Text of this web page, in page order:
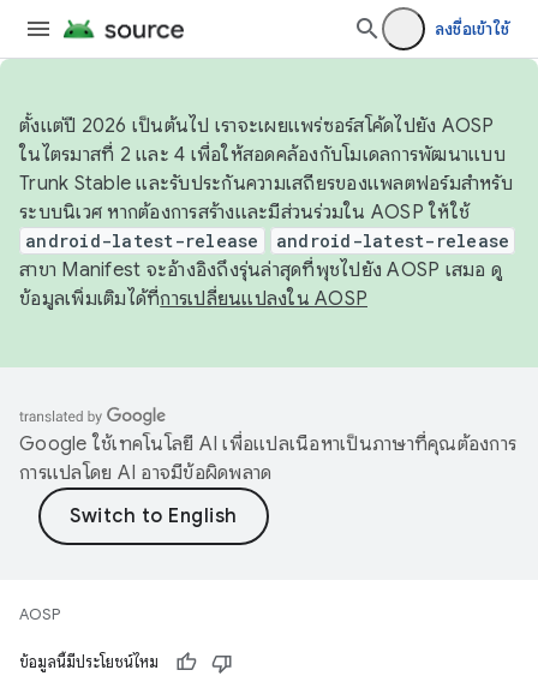
ลงชื่อเข้าใช้
ตั้งแต่ปี 2026 เป็นต้นไป เราจะเผยแพร่ซอร์สโค้ดไปยัง AOSP
ในไตรมาสที่ 2 และ 4 เพื่อให้สอดคล้องกับโมเดลการพัฒนาแบบ
Trunk Stable และรับประกันความเสถียรของแพลตฟอร์มสำหรับ
ระบบนิเวศ หากต้องการสร้างและมีส่วนร่วมใน AOSP ให้ใช้
android-latest-release android-latest-release
สาขา Manifest จะอ้างอิงถึงรุ่นล่าสุดที่พุชไปยัง AOSP เสมอ ดู
ข้อมูลเพิ่มเติมได้ที่การเปลี่ยนแปลงใน AOSP
Google ใช้เทคโนโลยี AI เพื่อแปลเนื้อหาเป็นภาษาที่คุณต้องการ
การแปลโดย AI อาจมีข้อผิดพลาด
AOSP
ข้อมูลนี้มีประโยชน์ไหม